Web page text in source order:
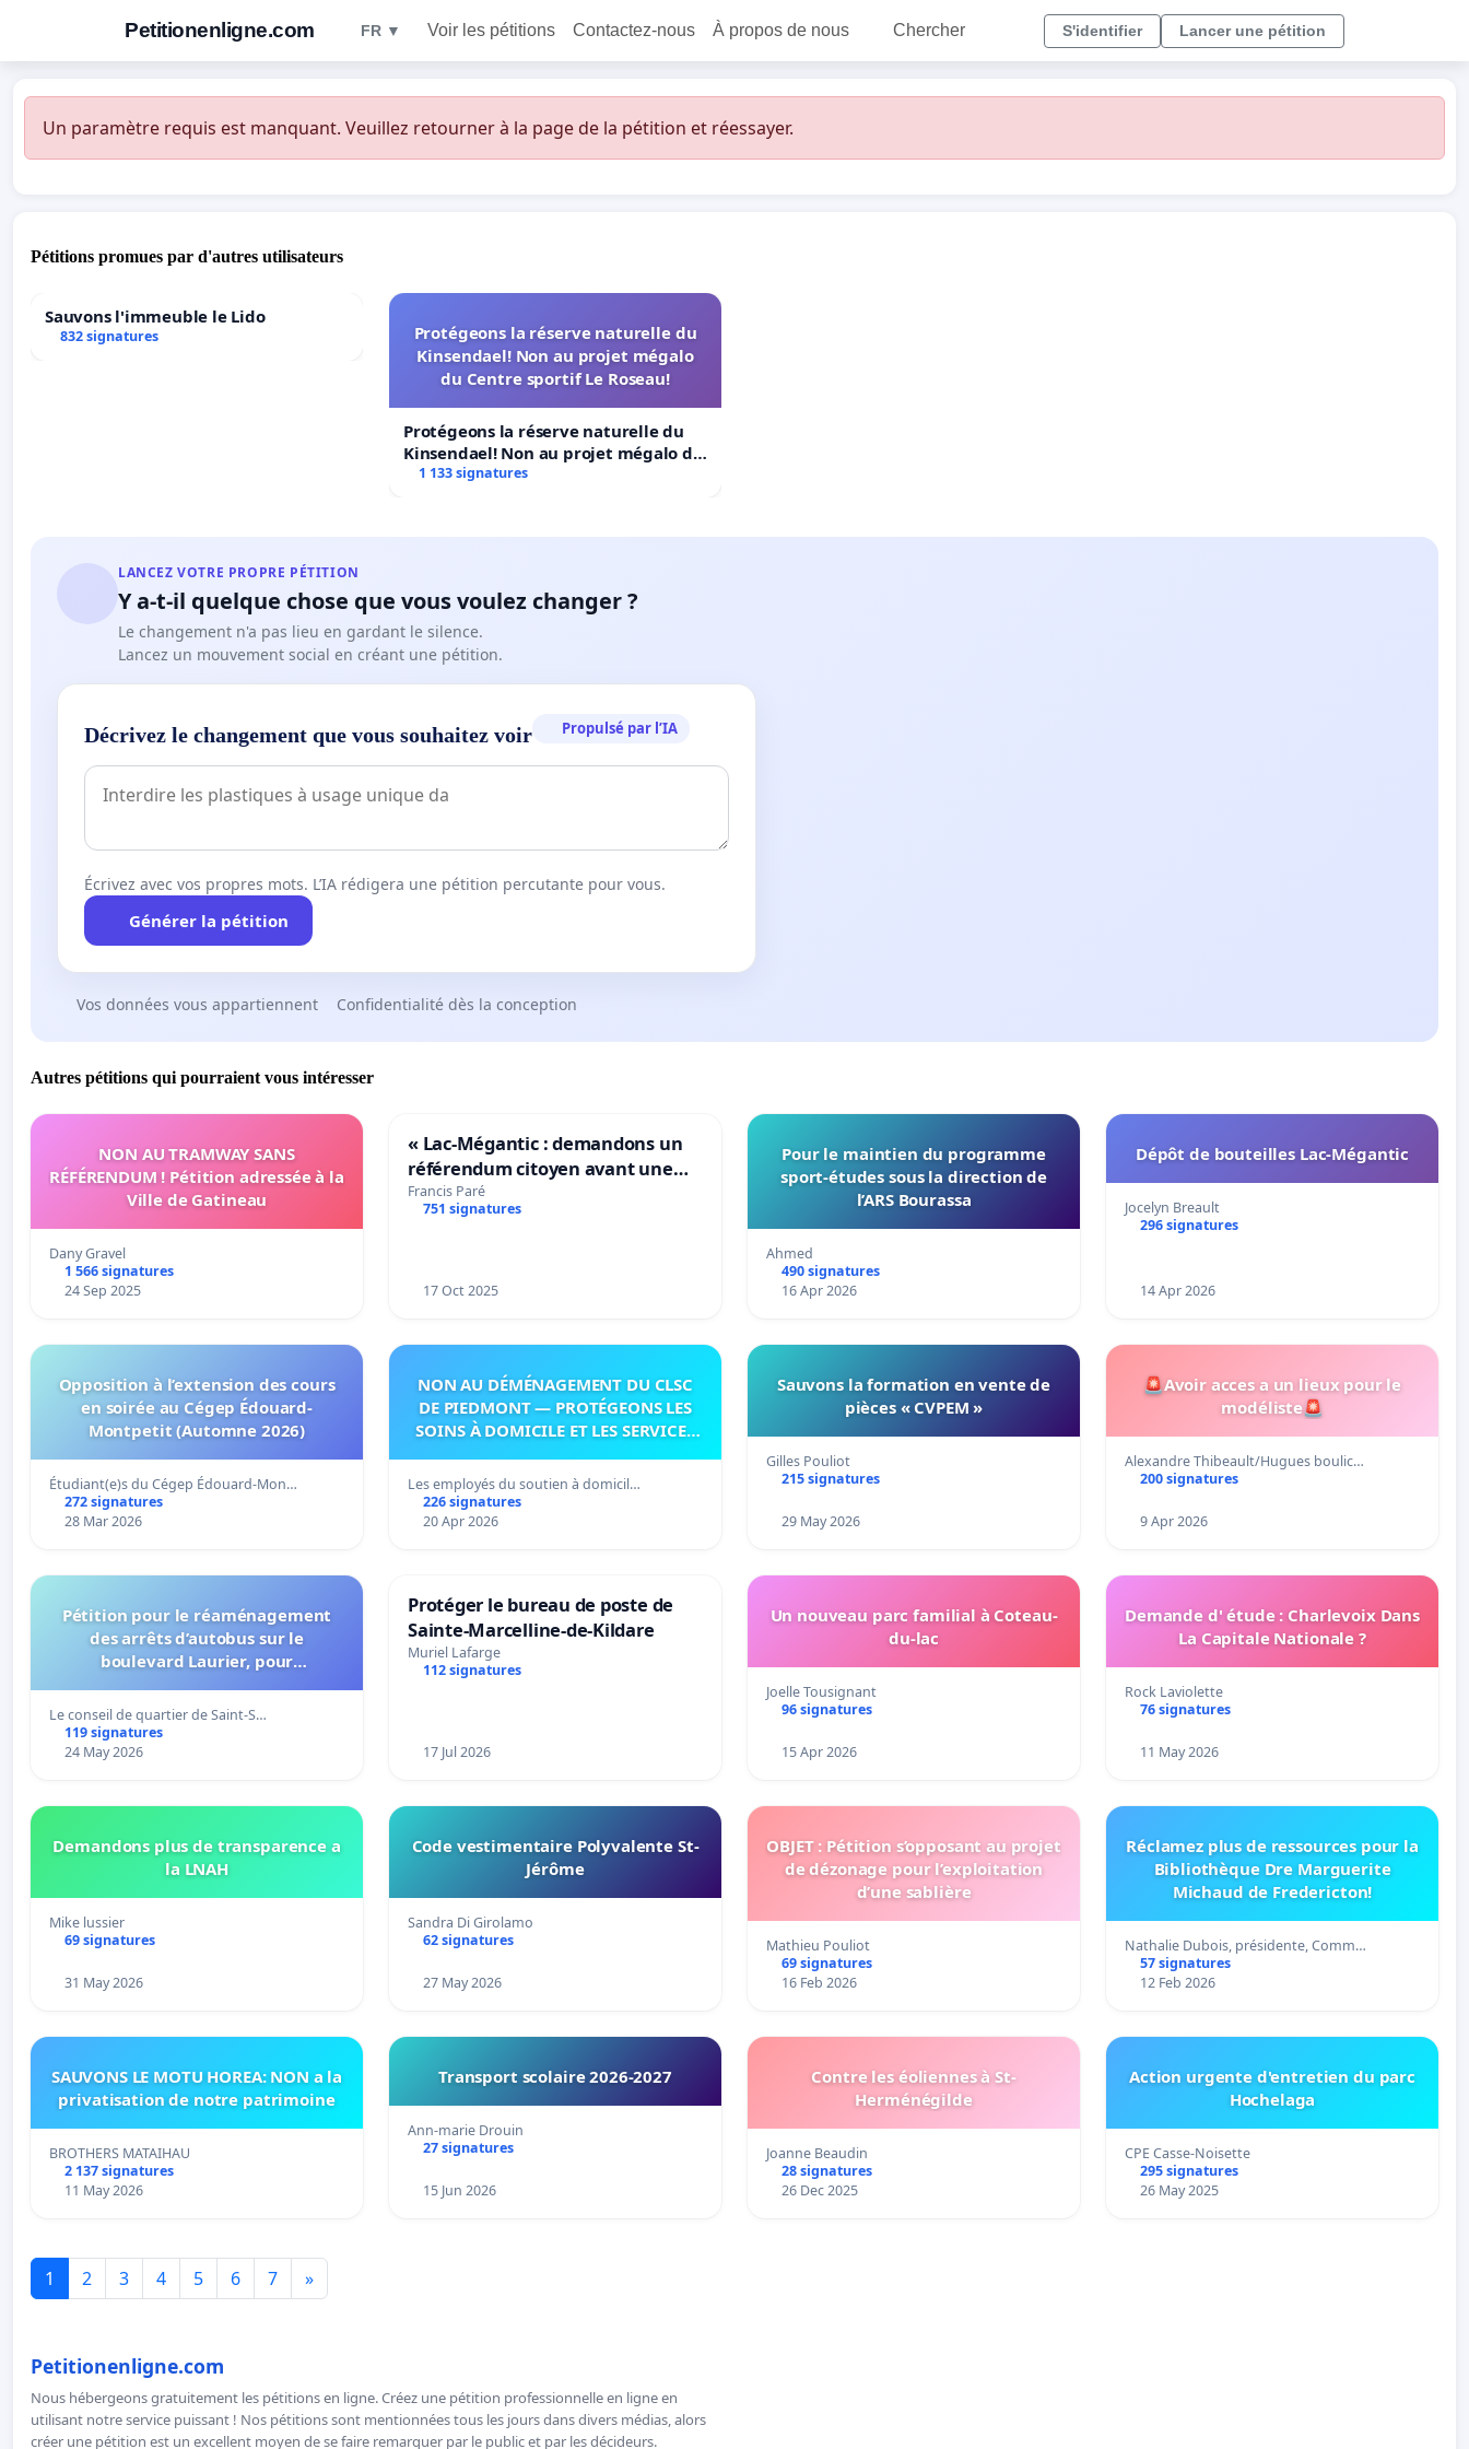
Petitionenligne.com FR ▼ Voir les pétitions Contactez-nous À propos de nous Chercher S'identifier Lancer une pétition
Un paramètre requis est manquant. Veuillez retourner à la page de la pétition et réessayer.
Pétitions promues par d'autres utilisateurs
Sauvons l'immeuble le Lido
832 signatures
Protégeons la réserve naturelle du
Kinsendael! Non au projet mégalo
du Centre sportif Le Roseau!
Protégeons la réserve naturelle du
Kinsendael! Non au projet mégalo du
Centre sportif Le Roseau!
1 133 signatures
LANCEZ VOTRE PROPRE PÉTITION
Y a-t-il quelque chose que vous voulez changer ?
Le changement n'a pas lieu en gardant le silence.
Lancez un mouvement social en créant une pétition.
Décrivez le changement que vous souhaitez voir Propulsé par l’IA
Écrivez avec vos propres mots. L’IA rédigera une pétition percutante pour vous.
Générer la pétition
Vos données vous appartiennent Confidentialité dès la conception
Autres pétitions qui pourraient vous intéresser
NON AU TRAMWAY SANS
RÉFÉRENDUM ! Pétition adressée à la
Ville de Gatineau
Dany Gravel
1 566 signatures
24 Sep 2025
« Lac-Mégantic : demandons un
référendum citoyen avant une
transformation irréversible de
notre territoire »
Francis Paré
751 signatures
17 Oct 2025
Pour le maintien du programme
sport-études sous la direction de
l’ARS Bourassa
Ahmed
490 signatures
16 Apr 2026
Dépôt de bouteilles Lac-Mégantic
Jocelyn Breault
296 signatures
14 Apr 2026
Opposition à l’extension des cours
en soirée au Cégep Édouard-
Montpetit (Automne 2026)
Étudiant(e)s du Cégep Édouard-Mon…
272 signatures
28 Mar 2026
NON AU DÉMÉNAGEMENT DU CLSC
DE PIEDMONT — PROTÉGEONS LES
SOINS À DOMICILE ET LES SERVICES
Les employés du soutien à domicil…
226 signatures
20 Apr 2026
Sauvons la formation en vente de
pièces « CVPEM »
Gilles Pouliot
215 signatures
29 May 2026
🚨Avoir acces a un lieux pour le
modéliste🚨
Alexandre Thibeault/Hugues boulic…
200 signatures
9 Apr 2026
Pétition pour le réaménagement
des arrêts d’autobus sur le
boulevard Laurier, pour
connexion 805-802 à établir
Le conseil de quartier de Saint-S…
119 signatures
24 May 2026
Protéger le bureau de poste de
Sainte-Marcelline-de-Kildare
Muriel Lafarge
112 signatures
17 Jul 2026
Un nouveau parc familial à Coteau-
du-lac
Joelle Tousignant
96 signatures
15 Apr 2026
Demande d' étude : Charlevoix Dans
La Capitale Nationale ?
Rock Laviolette
76 signatures
11 May 2026
Demandons plus de transparence a
la LNAH
Mike lussier
69 signatures
31 May 2026
Code vestimentaire Polyvalente St-
Jérôme
Sandra Di Girolamo
62 signatures
27 May 2026
OBJET : Pétition s’opposant au projet
de dézonage pour l’exploitation
d’une sablière
Mathieu Pouliot
69 signatures
16 Feb 2026
Réclamez plus de ressources pour la
Bibliothèque Dre Marguerite
Michaud de Fredericton!
Nathalie Dubois, présidente, Comm…
57 signatures
12 Feb 2026
SAUVONS LE MOTU HOREA: NON a la
privatisation de notre patrimoine
BROTHERS MATAIHAU
2 137 signatures
11 May 2026
Transport scolaire 2026-2027
Ann-marie Drouin
27 signatures
15 Jun 2026
Contre les éoliennes à St-
Herménégilde
Joanne Beaudin
28 signatures
26 Dec 2025
Action urgente d'entretien du parc
Hochelaga
CPE Casse-Noisette
295 signatures
26 May 2025
1 2 3 4 5 6 7 »
Petitionenligne.com
Nous hébergeons gratuitement les pétitions en ligne. Créez une pétition professionnelle en ligne en
utilisant notre service puissant ! Nos pétitions sont mentionnées tous les jours dans divers médias, alors
créer une pétition est un excellent moyen de se faire remarquer par le public et par les décideurs.